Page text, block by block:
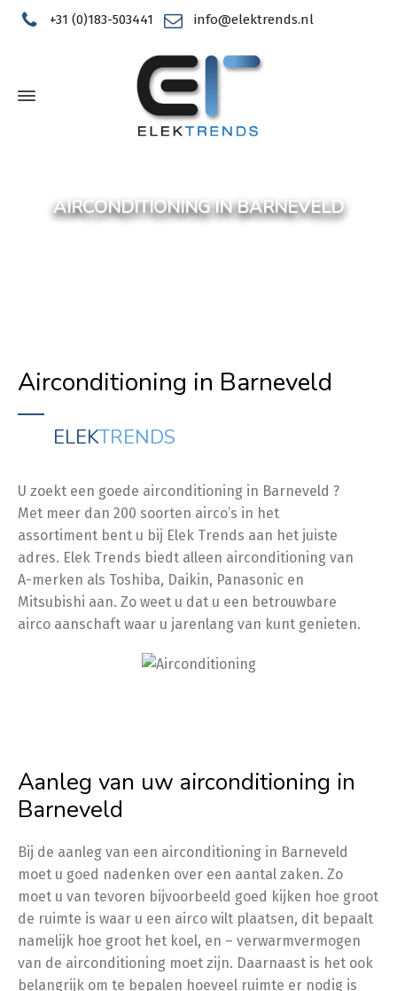
+31 (0)183-503441 info@elektrends.nl
AIRCONDITIONING IN BARNEVELD
Airconditioning in Barneveld
ELEKTRENDS
U zoekt een goede airconditioning in Barneveld ?
Met meer dan 200 soorten airco’s in het
assortiment bent u bij Elek Trends aan het juiste
adres. Elek Trends biedt alleen airconditioning van
A-merken als Toshiba, Daikin, Panasonic en
Mitsubishi aan. Zo weet u dat u een betrouwbare
airco aanschaft waar u jarenlang van kunt genieten.
Aanleg van uw airconditioning in
Barneveld
Bij de aanleg van een airconditioning in Barneveld
moet u goed nadenken over een aantal zaken. Zo
moet u van tevoren bijvoorbeeld goed kijken hoe groot
de ruimte is waar u een airco wilt plaatsen, dit bepaalt
namelijk hoe groot het koel, en – verwarmvermogen
van de airconditioning moet zijn. Daarnaast is het ook
belangrijk om te bepalen hoeveel ruimte er nodig is